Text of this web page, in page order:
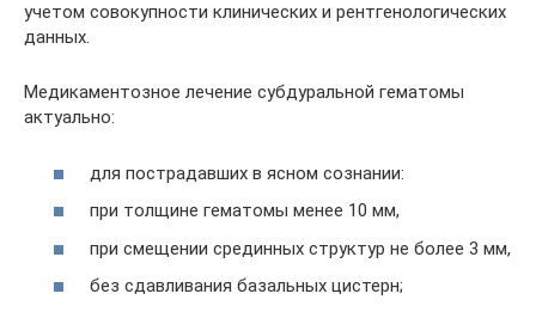
учетом совокупности клинических и рентгенологических
данных.
Медикаментозное лечение субдуральной гематомы
актуально:
для пострадавших в ясном сознании:
при толщине гематомы менее 10 мм,
при смещении срединных структур не более 3 мм,
без сдавливания базальных цистерн;